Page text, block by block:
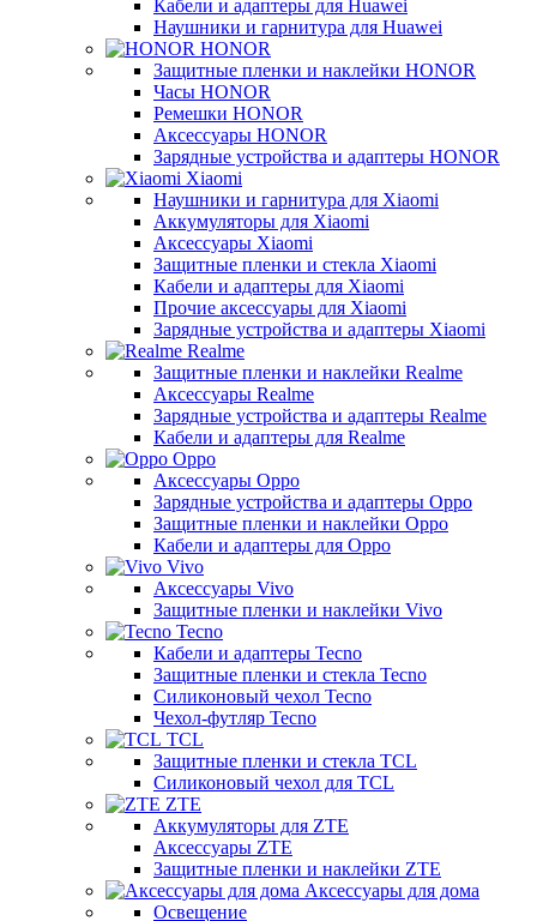
Кабели и адаптеры для Huawei
Наушники и гарнитура для Huawei
HONOR
Защитные пленки и наклейки HONOR
Часы HONOR
Ремешки HONOR
Аксессуары HONOR
Зарядные устройства и адаптеры HONOR
Xiaomi
Наушники и гарнитура для Xiaomi
Аккумуляторы для Xiaomi
Аксессуары Xiaomi
Защитные пленки и стекла Xiaomi
Кабели и адаптеры для Xiaomi
Прочие аксессуары для Xiaomi
Зарядные устройства и адаптеры Xiaomi
Realme
Защитные пленки и наклейки Realme
Аксессуары Realme
Зарядные устройства и адаптеры Realme
Кабели и адаптеры для Realme
Oppo
Аксессуары Oppo
Зарядные устройства и адаптеры Oppo
Защитные пленки и наклейки Oppo
Кабели и адаптеры для Oppo
Vivo
Аксессуары Vivo
Защитные пленки и наклейки Vivo
Tecno
Кабели и адаптеры Tecno
Защитные пленки и стекла Tecno
Силиконовый чехол Tecno
Чехол-футляр Tecno
TCL
Защитные пленки и стекла TCL
Силиконовый чехол для TCL
ZTE
Аккумуляторы для ZTE
Аксессуары ZTE
Защитные пленки и наклейки ZTE
Аксессуары для дома
Освещение